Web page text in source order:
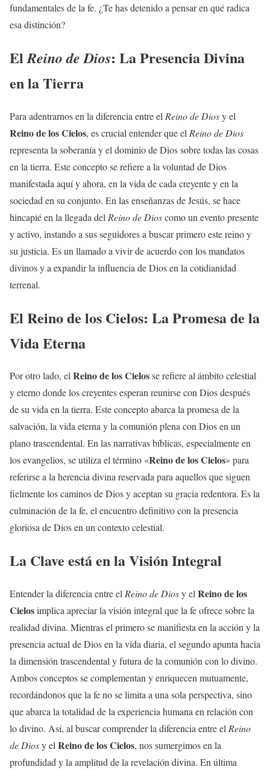
fundamentales de la fe. ¿Te has detenido a pensar en qué radica
esa distinción?
ElReino de Dios: La Presencia Divina
en la Tierra
Para adentrarnos en la diferencia entre el Reino de Diosy el
Reino de los Cielos, es crucial entender que el Reino de Dios
representa la soberanía y el dominio de Dios sobre todas las cosas
en la tierra. Este concepto se refiere a la voluntad de Dios
manifestada aquí y ahora, en la vida de cada creyente y en la
sociedad en su conjunto. En las enseñanzas de Jesús, se hace
hincapié en la llegada del Reino de Dioscomo un evento presente
y activo, instando a sus seguidores a buscar primero este reino y
su justicia. Es un llamado a vivir de acuerdo con los mandatos
divinos y a expandir la influencia de Dios en la cotidianidad
terrenal.
El Reino de los Cielos: La Promesa de la
Vida Eterna
Por otro lado, elReino de los Cielosse refiere al ámbito celestial
y eterno donde los creyentes esperan reunirse con Dios después
de su vida en la tierra. Este concepto abarca la promesa de la
salvación, la vida eterna y la comunión plena con Dios en un
plano trascendental. En las narrativas bíblicas, especialmente en
los evangelios, se utiliza el término «Reino de los Cielos» para
referirse a la herencia divina reservada para aquellos que siguen
fielmente los caminos de Dios y aceptan su gracia redentora. Es la
culminación de la fe, el encuentro definitivo con la presencia
gloriosa de Dios en un contexto celestial.
La Clave está en la Visión Integral
Entender la diferencia entre elReino de Diosy elReino de los
Cielosimplica apreciar la visión integral que la fe ofrece sobre la
realidad divina. Mientras el primero se manifiesta en la acción y la
presencia actual de Dios en la vida diaria, el segundo apunta hacia
la dimensión trascendental y futura de la comunión con lo divino.
Ambos conceptos se complementan y enriquecen mutuamente,
recordándonos que la fe no se limita a una sola perspectiva, sino
que abarca la totalidad de la experiencia humana en relación con
lo divino. Así, al buscar comprender la diferencia entre elReino
de Diosy elReino de los Cielos, nos sumergimos en la
profundidad y la amplitud de la revelación divina. En última